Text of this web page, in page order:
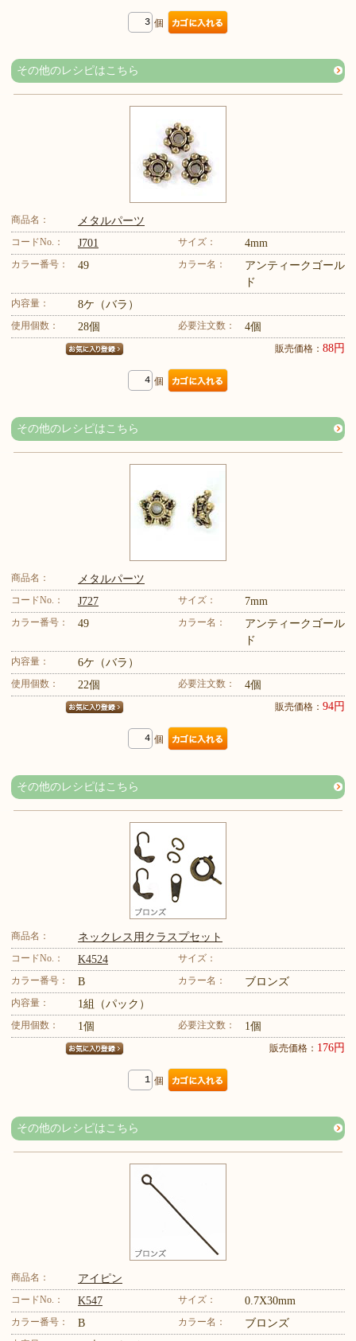
個
その他のレシピはこちら
商品名： メタルパーツ
コードNo.： J701 サイズ： 4mm
カラー番号： 49 カラー名：
アンティークゴール
ド
内容量： 8ケ（バラ）
使用個数： 28個 必要注文数： 4個
販売価格： 88円
個
その他のレシピはこちら
商品名： メタルパーツ
コードNo.： J727 サイズ： 7mm
カラー番号： 49 カラー名：
アンティークゴール
ド
内容量： 6ケ（バラ）
使用個数： 22個 必要注文数： 4個
販売価格： 94円
個
その他のレシピはこちら
商品名： ネックレス用クラスプセット
コードNo.： K4524
サイズ：
カラー番号：
B カラー名： ブロンズ
内容量： 1組（パック）
使用個数： 1個 必要注文数： 1個
販売価格： 176円
個
その他のレシピはこちら
商品名： アイピン
コードNo.： K547 サイズ： 0.7X30mm
カラー番号： B カラー名： ブロンズ